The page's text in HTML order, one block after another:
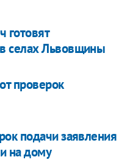
селах Львовщины
проверок
подачи заявления
на дому